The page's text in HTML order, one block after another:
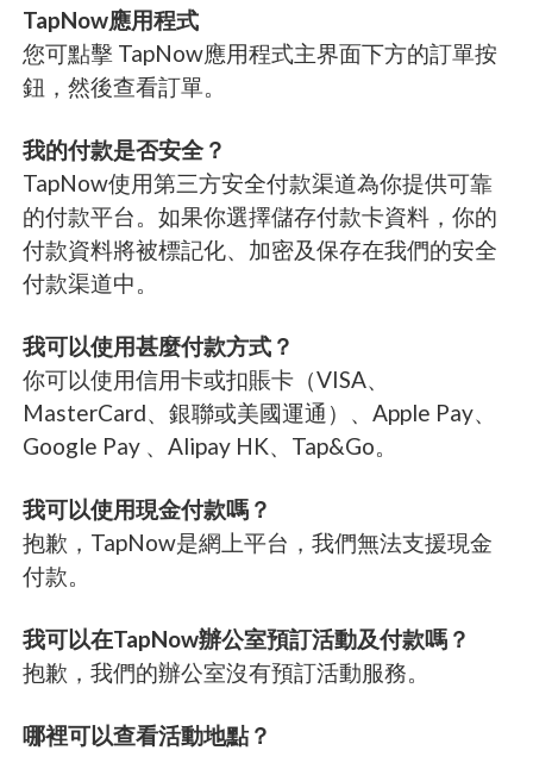
TapNow應用程式
您可點擊 TapNow應用程式主界面下方的訂單按
鈕，然後查看訂單。
我的付款是否安全？
TapNow使用第三方安全付款渠道為你提供可靠
的付款平台。如果你選擇儲存付款卡資料，你的
付款資料將被標記化、加密及保存在我們的安全
付款渠道中。
我可以使用甚麼付款方式？
你可以使用信用卡或扣賬卡（VISA、
MasterCard、銀聯或美國運通）、Apple Pay、
Google Pay 、Alipay HK、Tap&Go。
我可以使用現金付款嗎？
抱歉，TapNow是網上平台，我們無法支援現金
付款。
我可以在TapNow辦公室預訂活動及付款嗎？
抱歉，我們的辦公室沒有預訂活動服務。
哪裡可以查看活動地點？